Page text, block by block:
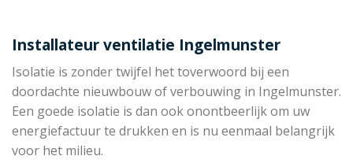
Installateur ventilatie Ingelmunster
Isolatie is zonder twijfel het toverwoord bij een
doordachte nieuwbouw of verbouwing in Ingelmunster.
Een goede isolatie is dan ook onontbeerlijk om uw
energiefactuur te drukken en is nu eenmaal belangrijk
voor het milieu.